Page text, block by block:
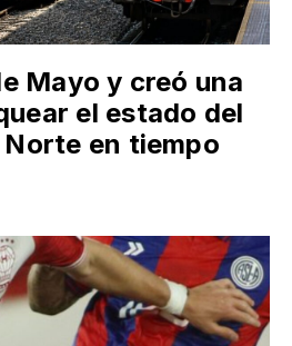
Mayo y creó una
el estado del
en tiempo